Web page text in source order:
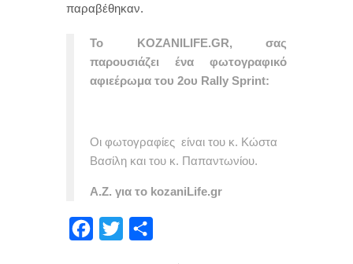
παραβέθηκαν.
Το KOZANILIFE.GR, σας
παρουσιάζει ένα φωτογραφικό
αφιεέρωμα του 2ου Rally Sprint:
Οι φωτογραφίες είναι του κ. Κώστα
Βασίλη και του κ. Παπαντωνίου.
Α.Ζ. για το kozaniLife.gr